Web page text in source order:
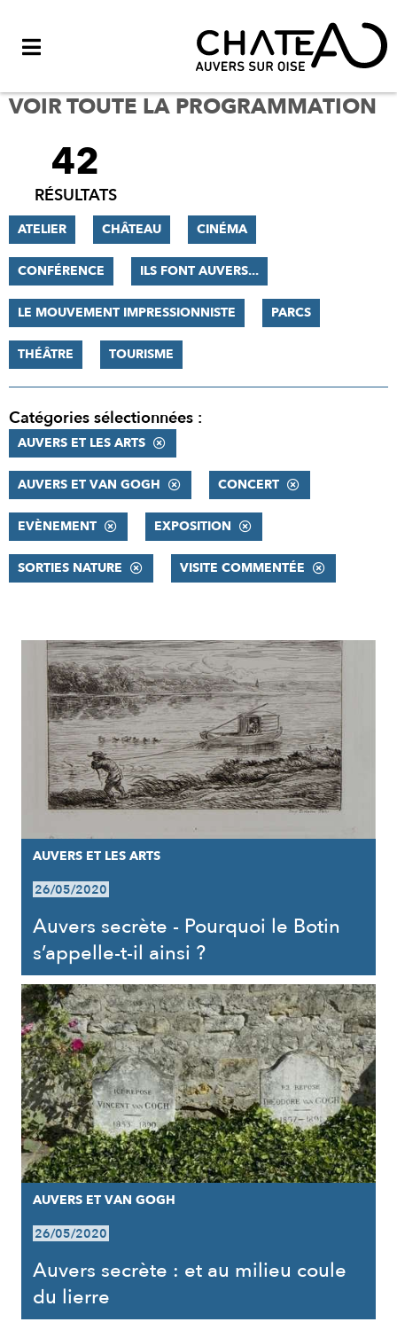
VOIR TOUTE LA PROGRAMMATION
FILTRER
RÉSULTATS
42
RÉSULTATS
ATELIER CHÂTEAU CINÉMA
CONFÉRENCE ILS FONT AUVERS...
LE MOUVEMENT IMPRESSIONNISTE PARCS
THÉÂTRE TOURISME
Catégories sélectionnées :
AUVERS ET LES ARTS
AUVERS ET VAN GOGH CONCERT
EVÈNEMENT EXPOSITION
SORTIES NATURE VISITE COMMENTÉE
RÉSULTATS
AUVERS ET LES ARTS
26/05/2020
Auvers secrète - Pourquoi le Botin
s’appelle-t-il ainsi ?
AUVERS ET VAN GOGH
26/05/2020
Auvers secrète : et au milieu coule
du lierre